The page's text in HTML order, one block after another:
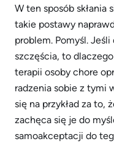
W ten sposób skłania
takie postawy
problem. Pomyśl.
szczęścia, to
terapii osoby chore
radzenia sobie z tymi
się na przykład za to,
zachęca się je do
samoakceptacji do